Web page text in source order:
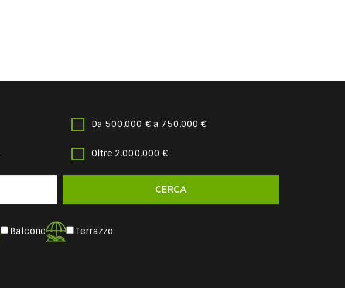
Da 500.000 € a 750.000 €
Oltre 2.000.000 €
Balcone Terrazzo